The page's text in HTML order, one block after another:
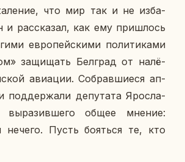
что мир так и не из­ба­
и рас­ска­зал, как ему при­шлось
ев­ро­пей­ски­ми по­ли­ти­ка­ми
за­щи­щать Бел­град от на­лё­
авиа­ции. Со­брав­ши­е­ся ап­
под­дер­жа­ли де­пу­та­та Яро­сла­
общее мнение:
нечего. Пусть бо­ять­ся те, кто